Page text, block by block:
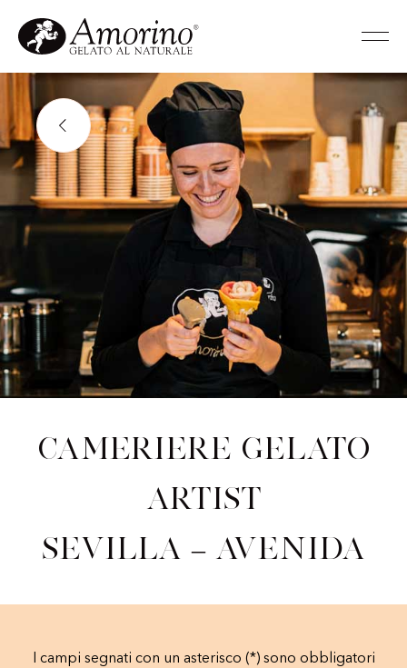
Cameriere Gelato
Artist
Sevilla – Avenida
I campi segnati con un asterisco (*) sono obbligatori